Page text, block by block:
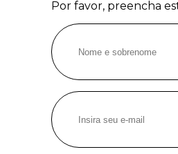
Por favor, preencha